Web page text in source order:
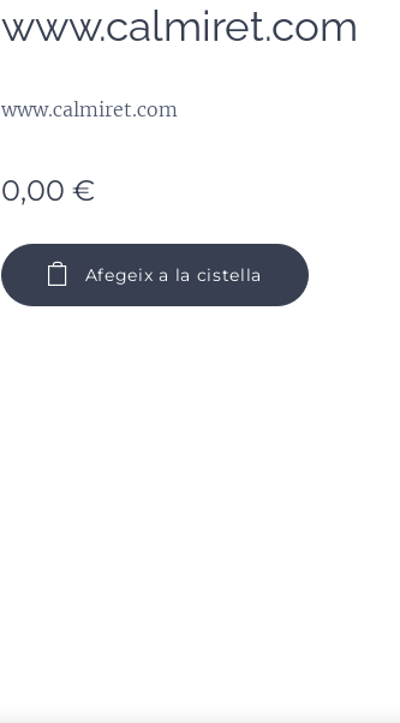
www.calmiret.com
www.calmiret.com
0,00 €
Afegeix a la cistella